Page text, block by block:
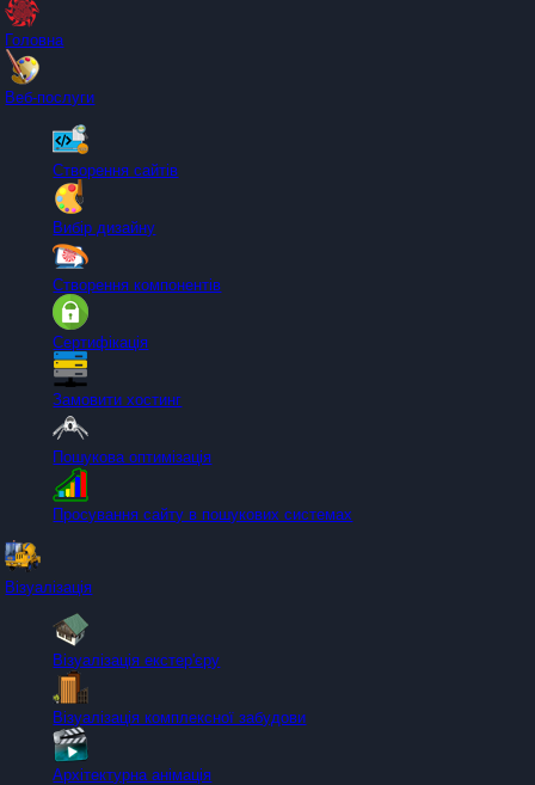
Головна
Веб-послуги
Створення сайтів
Вибір дизайну
Створення компонентів
Сертифікація
Замовити хостинг
Пошукова оптимізація
Просування сайту в пошукових системах
Візуалізація
Візуалізація екстер'єру
Візуалізація комплексної забудови
Архітектурна анімація